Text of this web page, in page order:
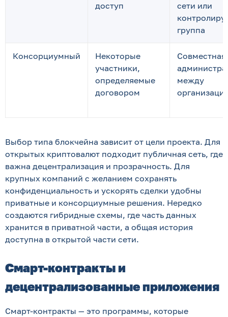
доступ
сети или
группа
Консорциумный
Некоторые
участники,
определяемые
договором
Совместная
между
Выбор типа блокчейна зависит от цели проекта. Для
открытых криптовалют подходит публичная сеть, где
важна децентрализация и прозрачность. Для
крупных компаний с желанием сохранять
конфиденциальность и ускорять сделки удобны
приватные и консорциумные решения. Нередко
создаются гибридные схемы, где часть данных
хранится в приватной части, а общая история
доступна в открытой части сети.
Смарт-контракты и
децентрализованные приложения
Смарт-контракты — это программы, которые